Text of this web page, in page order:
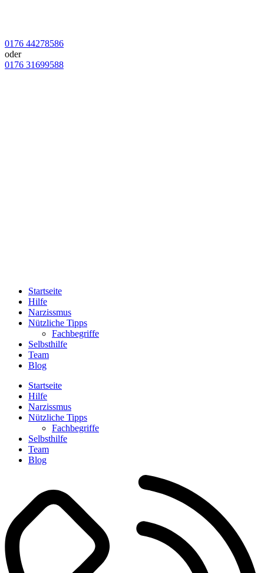
0176 44278586
oder
0176 31699588
Startseite
Hilfe
Narzissmus
Nützliche Tipps
Fachbegriffe
Selbsthilfe
Team
Blog
Startseite
Hilfe
Narzissmus
Nützliche Tipps
Fachbegriffe
Selbsthilfe
Team
Blog